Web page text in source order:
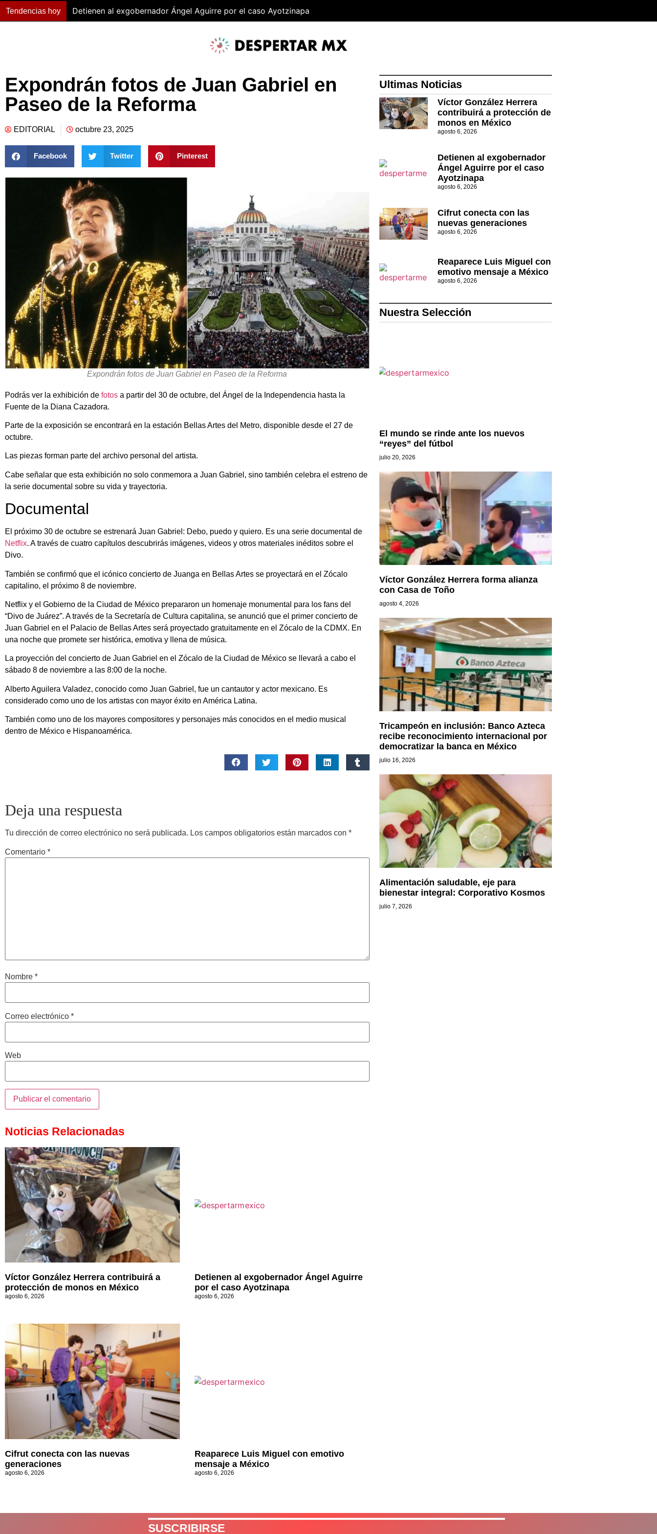
Tendencias hoy Detienen al exgobernador Ángel Aguirre por el caso Ayotzinapa
Expondrán fotos de Juan Gabriel en
Paseo de la Reforma
EDITORIAL octubre 23, 2025
Facebook Twitter Pinterest
Expondrán fotos de Juan Gabriel en Paseo de la Reforma
Podrás ver la exhibición de fotos a partir del 30 de octubre, del Ángel de la Independencia hasta la
Fuente de la Diana Cazadora.
Parte de la exposición se encontrará en la estación Bellas Artes del Metro, disponible desde el 27 de
octubre.
Las piezas forman parte del archivo personal del artista.
Cabe señalar que esta exhibición no solo conmemora a Juan Gabriel, sino también celebra el estreno de
la serie documental sobre su vida y trayectoria.
Documental
El próximo 30 de octubre se estrenará Juan Gabriel: Debo, puedo y quiero. Es una serie documental de
Netflix. A través de cuatro capítulos descubrirás imágenes, videos y otros materiales inéditos sobre el
Divo.
También se confirmó que el icónico concierto de Juanga en Bellas Artes se proyectará en el Zócalo
capitalino, el próximo 8 de noviembre.
Netflix y el Gobierno de la Ciudad de México prepararon un homenaje monumental para los fans del
“Divo de Juárez”. A través de la Secretaría de Cultura capitalina, se anunció que el primer concierto de
Juan Gabriel en el Palacio de Bellas Artes será proyectado gratuitamente en el Zócalo de la CDMX. En
una noche que promete ser histórica, emotiva y llena de música.
La proyección del concierto de Juan Gabriel en el Zócalo de la Ciudad de México se llevará a cabo el
sábado 8 de noviembre a las 8:00 de la noche.
Alberto Aguilera Valadez, conocido como Juan Gabriel, fue un cantautor y actor mexicano.​​​ Es
considerado como uno de los artistas con mayor éxito en América Latina.
También como uno de los mayores compositores y personajes más conocidos en el medio musical
dentro de México e Hispanoamérica.​​
Deja una respuesta
Tu dirección de correo electrónico no será publicada. Los campos obligatorios están marcados con *
Comentario *
Nombre *
Correo electrónico *
Web
Noticias Relacionadas
Víctor González Herrera contribuirá a
protección de monos en México
agosto 6, 2026
Detienen al exgobernador Ángel Aguirre
por el caso Ayotzinapa
agosto 6, 2026
Cifrut conecta con las nuevas
generaciones
agosto 6, 2026
Reaparece Luis Miguel con emotivo
mensaje a México
agosto 6, 2026
Ultimas Noticias
Víctor González Herrera
contribuirá a protección de
monos en México
agosto 6, 2026
Detienen al exgobernador
Ángel Aguirre por el caso
Ayotzinapa
agosto 6, 2026
Cifrut conecta con las
nuevas generaciones
agosto 6, 2026
Reaparece Luis Miguel con
emotivo mensaje a México
agosto 6, 2026
Nuestra Selección
El mundo se rinde ante los nuevos
“reyes” del fútbol
julio 20, 2026
Víctor González Herrera forma alianza
con Casa de Toño
agosto 4, 2026
Tricampeón en inclusión: Banco Azteca
recibe reconocimiento internacional por
democratizar la banca en México
julio 16, 2026
Alimentación saludable, eje para
bienestar integral: Corporativo Kosmos
julio 7, 2026
SUSCRIBIRSE